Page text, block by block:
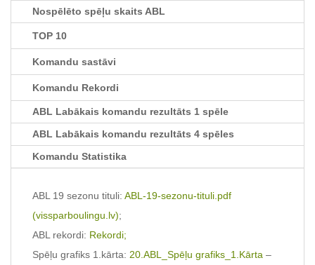
Nospēlēto spēļu skaits ABL
TOP 10
Komandu sastāvi
Komandu Rekordi
ABL Labākais komandu rezultāts 1 spēle
ABL Labākais komandu rezultāts 4 spēles
Komandu Statistika
ABL 19 sezonu tituli: ABL-19-sezonu-tituli.pdf
(vissparboulingu.lv);
ABL rekordi: Rekordi;
Spēļu grafiks 1.kārta: 20.ABL_Spēļu grafiks_1.Kārta –